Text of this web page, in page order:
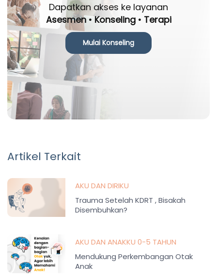
Dapatkan akses ke layanan
Asesmen • Konseling • Terapi
Mulai Konseling
Artikel Terkait
AKU DAN DIRIKU
Trauma Setelah KDRT , Bisakah
Disembuhkan?
AKU DAN ANAKKU 0-5 TAHUN
Mendukung Perkembangan Otak
Anak